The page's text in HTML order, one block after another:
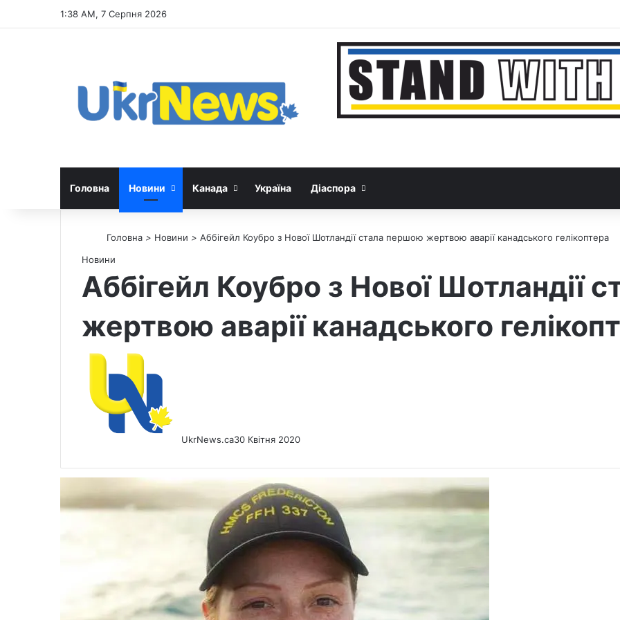
1:38 AM, 7 Серпня 2026
Google News
Threads
Головна Новини Канада Україна Діаспора
Головна > Новини > Аббігейл Коубро з Нової Шотландії стала першою жертвою аварії канадського гелікоптера
Новини
Аббігейл Коубро з Нової Шотландії
жертвою аварії канадського
UkrNews.ca30 Квітня 2020